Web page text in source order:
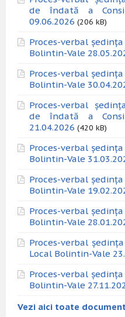
de îndată a
09.06.2026 (206 kB)
Proces-verbal
Bolintin-Vale
Proces-verbal
Bolintin-Vale
Proces-verbal
de îndată a
21.04.2026 (420 kB)
Proces-verbal
Bolintin-Vale
Proces-verbal
Bolintin-Vale
Proces-verbal
Bolintin-Vale
Proces-verbal
Local Bolintin-Vale
Proces-verbal
Bolintin-Vale
Vezi aici toate